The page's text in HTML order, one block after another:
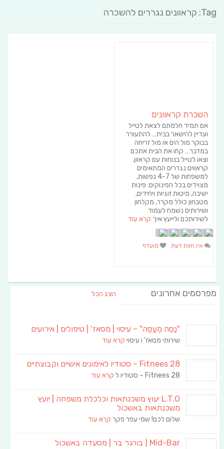
Tag: קראוונים נגררים להשכרה
השכרת קראוונים
אם תמיד חלמתם לצאת לטייל
ועדיין להישאר בבית… להתעורר
בבוקר מול הים או מול זריחה
במדבר… קחו את הבית אתכם
וצאו לטייל בנוחות עם קראוון.
קראווים נגררים המתאימים
למשפחות של 4-7 נפשות,
מצוידים בכל הפינוקים: פינות
ישיבה, מיטות זוגיות ויחידים,
מטבחון כולל מקרר, מקלחון
ושירותים נשמח לעמוד
לשירותכם ולייעץ איך קרא עוד
אין חוות דעת מועדף
מפרסמים אחרונים הצג הכל
"נַסֵּה מְעַסֶּה" – עיסוי | מסאז' | טיפולים | אירועים
שירותי מסאז' ו עיסוי קרא עוד
Fitnees 28 – סטודיו לאימונים אישיים וקבוצתיים
Fitnees 28 – סטודיו ל קרא עוד
L.T.O יעוץ משכנתאות וכלכלת משפחה | יועץ
משכנתאות באשכול
שלום לכם! שמי עפר פקר קרא עוד
Mid-Bar | בורגר בר | מסעדה באשכול